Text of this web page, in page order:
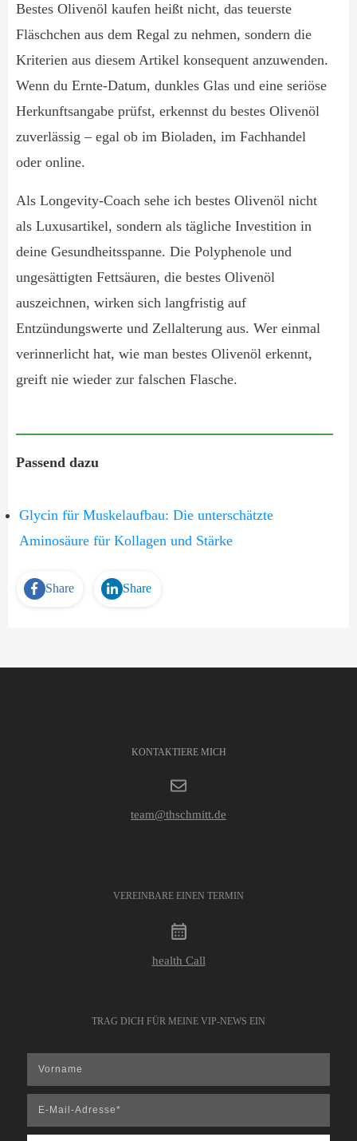
Bestes Olivenöl kaufen heißt nicht, das teuerste
Fläschchen aus dem Regal zu nehmen, sondern die
Kriterien aus diesem Artikel konsequent anzuwenden.
Wenn du Ernte-Datum, dunkles Glas und eine seriöse
Herkunftsangabe prüfst, erkennst du bestes Olivenöl
zuverlässig – egal ob im Bioladen, im Fachhandel
oder online.
Als Longevity-Coach sehe ich bestes Olivenöl nicht
als Luxusartikel, sondern als tägliche Investition in
deine Gesundheitsspanne. Die Polyphenole und
ungesättigten Fettsäuren, die bestes Olivenöl
auszeichnen, wirken sich langfristig auf
Entzündungswerte und Zellalterung aus. Wer einmal
verinnerlicht hat, wie man bestes Olivenöl erkennt,
greift nie wieder zur falschen Flasche.
Passend dazu
Glycin für Muskelaufbau: Die unterschätzte
Aminosäure für Kollagen und Stärke
Share Share
KONTAKTIERE MICH
team@thschmitt.de
VEREINBARE EINEN TERMIN
health Call
TRAG DICH FÜR MEINE VIP-NEWS EIN